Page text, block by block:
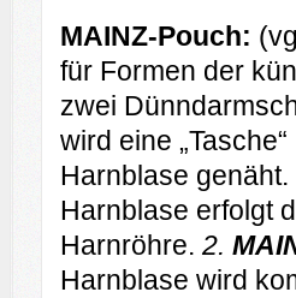
MAINZ-Pouch:
für Formen der
zwei
wird eine
Harnblase
Harnblase erfolgt
Harnröhre. 2.
Harnblase wird